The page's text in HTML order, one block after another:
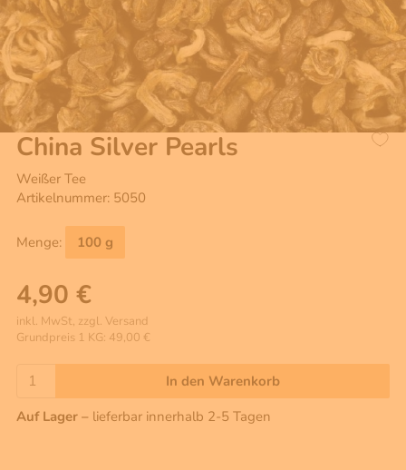
China Silver Pearls
Weißer Tee
Artikelnummer: 5050
Menge: 100 g
4,90 €
inkl. MwSt, zzgl. Versand
Grundpreis 1 KG: 49,00 €
In den Warenkorb
Auf Lager – lieferbar innerhalb 2-5 Tagen